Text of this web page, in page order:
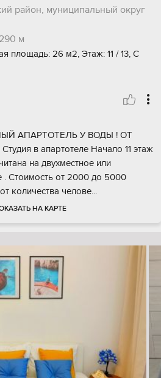
район, муниципальный округ
м
площадь: 26 м2, Этаж: 11 / 13, С
АПАРТОТЕЛЬ У ВОДЫ ! ОТ
в апартотеле Начало 11 этаж
на двухместное или
. Стоимость от 2000 до 5000
количества челове...
НА КАРТЕ